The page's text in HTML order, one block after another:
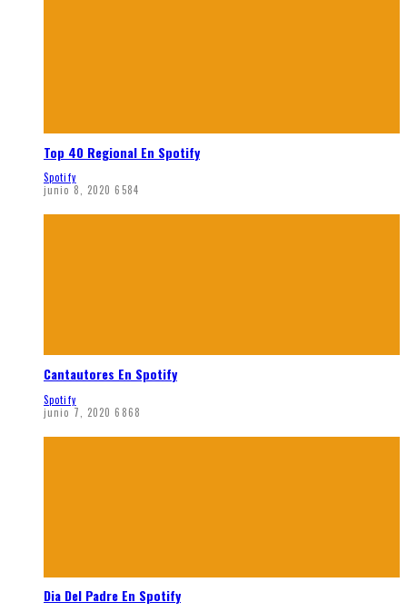
Top 40 Regional En Spotify
Spotify
junio 8, 2020 6584
Cantautores En Spotify
Spotify
junio 7, 2020 6868
Dia Del Padre En Spotify